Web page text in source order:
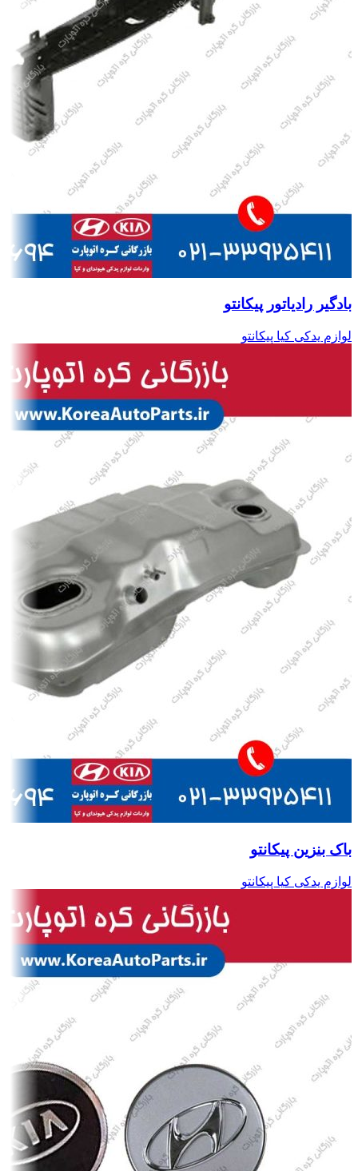
بادگیر رادیاتور پیکانتو
لوازم یدکی کیا پیکانتو
باک بنزین پیکانتو
لوازم یدکی کیا پیکانتو